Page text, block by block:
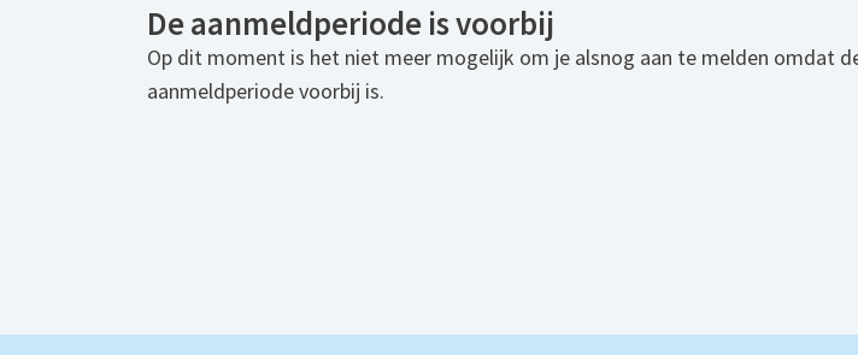
De aanmeldperiode is voorbij
Op dit moment is het niet meer mogelijk om je alsnog aan te melden omdat
aanmeldperiode voorbij is.